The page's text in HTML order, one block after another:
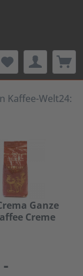
Kaffee-Welt24:
Ganze
Creme